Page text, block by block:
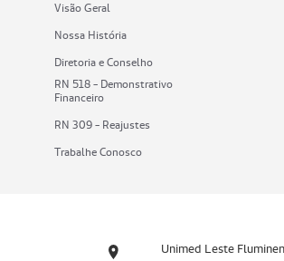
Visão Geral
Nossa História
Diretoria e Conselho
RN 518 - Demonstrativo
Financeiro
RN 309 - Reajustes
Trabalhe Conosco
Unimed Leste